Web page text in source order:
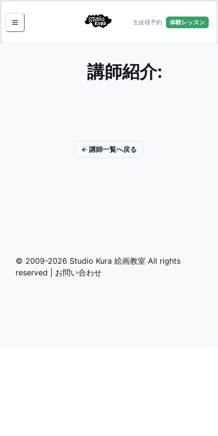
生徒様予約 体験レッスン
講師紹介:
← 講師一覧へ戻る
© 2009-2026 Studio Kura 絵画教室 All rights
reserved | お問い合わせ